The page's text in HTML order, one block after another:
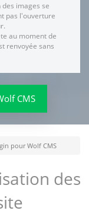
images se
pas l'ouverture
au moment de
renvoyée sans
CMS
pour Wolf CMS
des